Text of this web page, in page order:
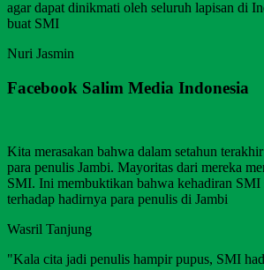
agar dapat dinikmati oleh seluruh lapisan di
buat SMI
Nuri Jasmin
Facebook Salim Media Indonesia
Kita merasakan bahwa dalam setahun
para penulis Jambi. Mayoritas dari mereka
SMI. Ini membuktikan bahwa kehadiran SMI
terhadap hadirnya para penulis di Jambi
Wasril Tanjung
"Kala cita jadi penulis hampir pupus, SMI